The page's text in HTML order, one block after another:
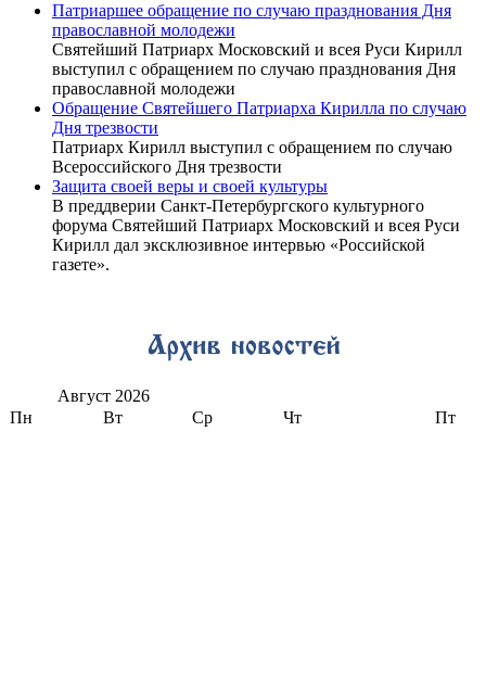
Патриаршее обращение по случаю празднования Дня
православной молодежи
Святейший Патриарх Московский и всея Руси Кирилл
выступил с обращением по случаю празднования Дня
православной молодежи
Обращение Святейшего Патриарха Кирилла по случаю
Дня трезвости
Патриарх Кирилл выступил с обращением по случаю
Всероссийского Дня трезвости
Защита своей веры и своей культуры
В преддверии Санкт-Петербургского культурного
форума Святейший Патриарх Московский и всея Руси
Кирилл дал эксклюзивное интервью «Российской
газете».
Август 2026
Пн
Вт Ср Чт Пт